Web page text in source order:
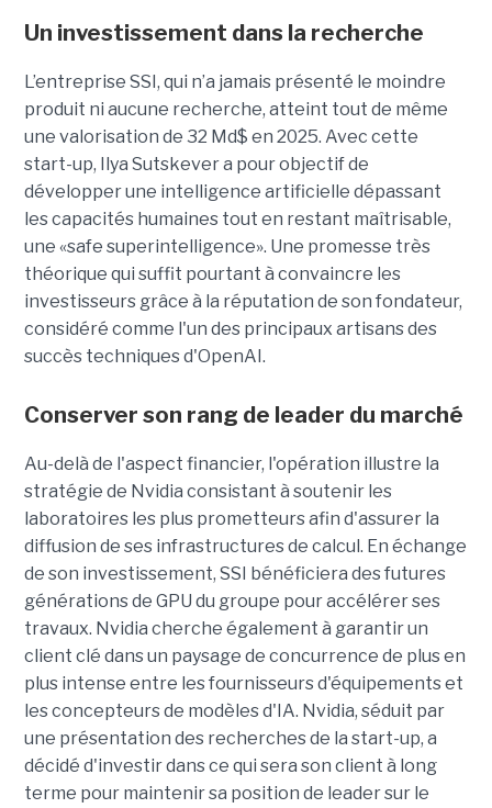
Un investissement dans la recherche
L’entreprise SSI, qui n’a jamais présenté le moindre
produit ni aucune recherche, atteint tout de même
une valorisation de 32 Md$ en 2025. Avec cette
start-up, Ilya Sutskever a pour objectif de
développer une intelligence artificielle dépassant
les capacités humaines tout en restant maîtrisable,
une «safe superintelligence». Une promesse très
théorique qui suffit pourtant à convaincre les
investisseurs grâce à la réputation de son fondateur,
considéré comme l'un des principaux artisans des
succès techniques d'OpenAI.
Conserver son rang de leader du marché
Au-delà de l'aspect financier, l'opération illustre la
stratégie de Nvidia consistant à soutenir les
laboratoires les plus prometteurs afin d'assurer la
diffusion de ses infrastructures de calcul. En échange
de son investissement, SSI bénéficiera des futures
générations de GPU du groupe pour accélérer ses
travaux. Nvidia cherche également à garantir un
client clé dans un paysage de concurrence de plus en
plus intense entre les fournisseurs d'équipements et
les concepteurs de modèles d'IA. Nvidia, séduit par
une présentation des recherches de la start-up, a
décidé d'investir dans ce qui sera son client à long
terme pour maintenir sa position de leader sur le